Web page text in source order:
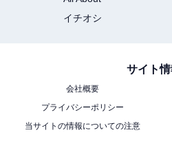
イチオシ
サイト情
会社概要
プライバシーポリシー
当サイトの情報についての注意